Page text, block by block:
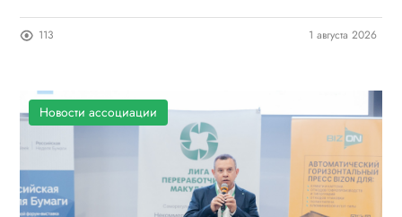
113 1 августа 2026
Новости ассоциации